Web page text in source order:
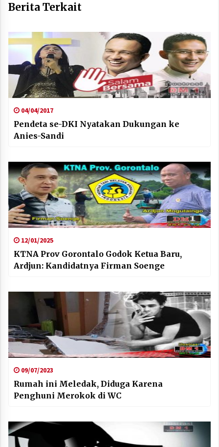
Berita Terkait
04/04/2017
Pendeta se-DKI Nyatakan Dukungan ke
Anies-Sandi
12/01/2025
KTNA Prov Gorontalo Godok Ketua Baru,
Ardjun: Kandidatnya Firman Soenge
09/07/2023
Rumah ini Meledak, Diduga Karena
Penghuni Merokok di WC